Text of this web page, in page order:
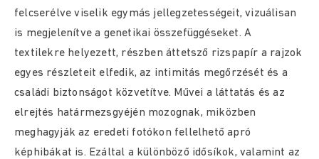
felcserélve viselik egymás jellegzetességeit, vizuálisan
is megjelenítve a genetikai összefüggéseket. A
textilekre helyezett, részben áttetsző rizspapír a rajzok
egyes részleteit elfedik, az intimitás megőrzését és a
családi biztonságot közvetítve. Művei a láttatás és az
elrejtés határmezsgyéjén mozognak, miközben
meghagyják az eredeti fotókon fellelhető apró
képhibákat is. Ezáltal a különböző idősíkok, valamint az